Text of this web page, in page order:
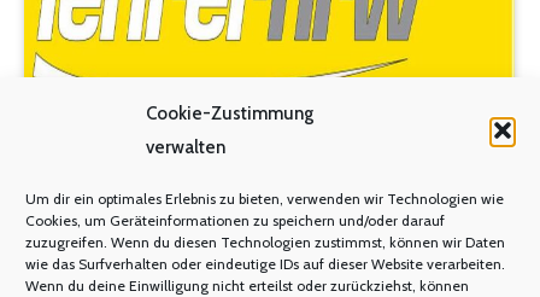
Cookie-Zustimmung
verwalten
Um dir ein optimales Erlebnis zu bieten, verwenden wir Technologien wie
Cookies, um Geräteinformationen zu speichern und/oder darauf
zuzugreifen. Wenn du diesen Technologien zustimmst, können wir Daten
wie das Surfverhalten oder eindeutige IDs auf dieser Website verarbeiten.
Wenn du deine Einwilligung nicht erteilst oder zurückziehst, können
Angriff auf das gegliederte
Schulsystem